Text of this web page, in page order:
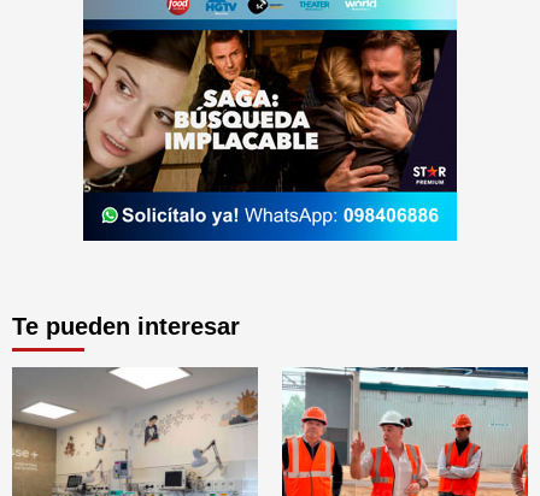
Te pueden interesar